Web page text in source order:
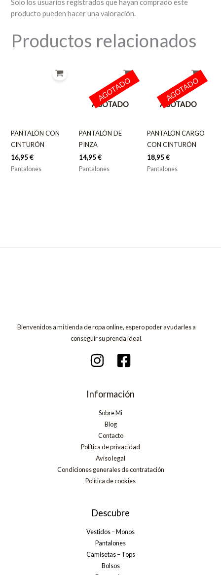
Solo los usuarios registrados que hayan comprado este
producto pueden hacer una valoración.
Productos relacionados
PANTALÓN CON
CINTURÓN
16,95€
Pantalones
AGOTADO
PANTALÓN DE
PINZA
14,95€
Pantalones
AGOTADO
AGOTADO
PANTALÓN CARGO
CON CINTURÓN
18,95€
Pantalones
AGOTADO
Bienvenidos a mi tienda de ropa online, espero poder ayudarles a
conseguir su prenda ideal.
Información
Sobre Mi
Blog
Contacto
Política de privacidad
Aviso legal
Condiciones generales de contratación
Política de cookies
Descubre
Vestidos – Monos
Pantalones
Camisetas – Tops
Bolsos